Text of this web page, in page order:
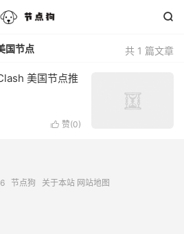

共 1 篇文章
国节点
美国节点推
 赞(0)
节点狗 关于本站 网站地图